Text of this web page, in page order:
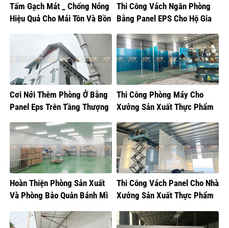
Tấm Gạch Mát _ Chống Nóng
Hiệu Quả Cho Mái Tôn Và Bồn
Thi Công Vách Ngăn Phòng
Bằng Panel EPS Cho Hộ Gia
Cơi Nới Thêm Phòng Ở Bằng
Panel Eps Trên Tầng Thượng
Thi Công Phòng Máy Cho
Xưởng Sản Xuất Thực Phẩm
Hoàn Thiện Phòng Sản Xuất
Và Phòng Bảo Quản Bánh Mì
Thi Công Vách Panel Cho Nhà
Xưởng Sản Xuất Thực Phẩm